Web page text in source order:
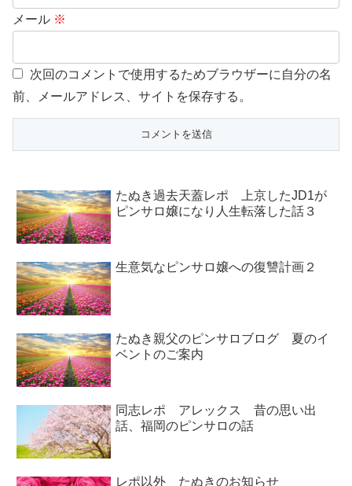
メール ※
次回のコメントで使用するためブラウザーに自分の名
前、メールアドレス、サイトを保存する。
たぬき過去天蓋レポ 上京したJD1が
ピンサロ嬢になり人生転落した話３
生意気なピンサロ嬢への復讐計画２
たぬき親父のピンサロブログ 夏のイ
ベントのご案内
同志レポ アレックス 昔の思い出
話、福岡のピンサロの話
レポ以外 たぬきのお知らせ